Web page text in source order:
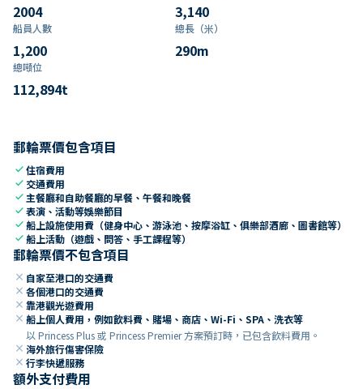
2004 3,140
船員人數
1,200
總長（米）
290m
總噸位
112,894t
郵輪票價包含項目
check住宿費用
check 交通費用
check 主餐廳和自助餐廳的早餐、午餐和晚餐
check表演、活動等娛樂節目
check船上設施使用費（健身中心、游泳池、按摩浴缸、俱樂部酒廊、圖書館等）
check船上活動（遊戲、問答、手工課程等）
郵輪票價不包含項目
close 自家至港口的交通費
close 各個港口的交通費
close 靠港觀光遊費用
close 船上個人費用，例如飲料費、賭場、商店、Wi-Fi、SPA、洗衣等
以 Princess Plus 或 Princess Premier 方案預訂時，已包含飲料費用。
close 海外旅行傷害保險
close 行李快遞服務
額外支付費用